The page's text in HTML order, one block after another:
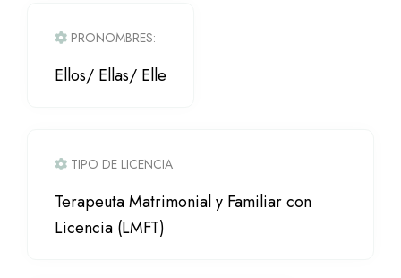
PRONOMBRES:
Ellos/ Ellas/ Elle
TIPO DE LICENCIA
Terapeuta Matrimonial y Familiar con
Licencia (LMFT)